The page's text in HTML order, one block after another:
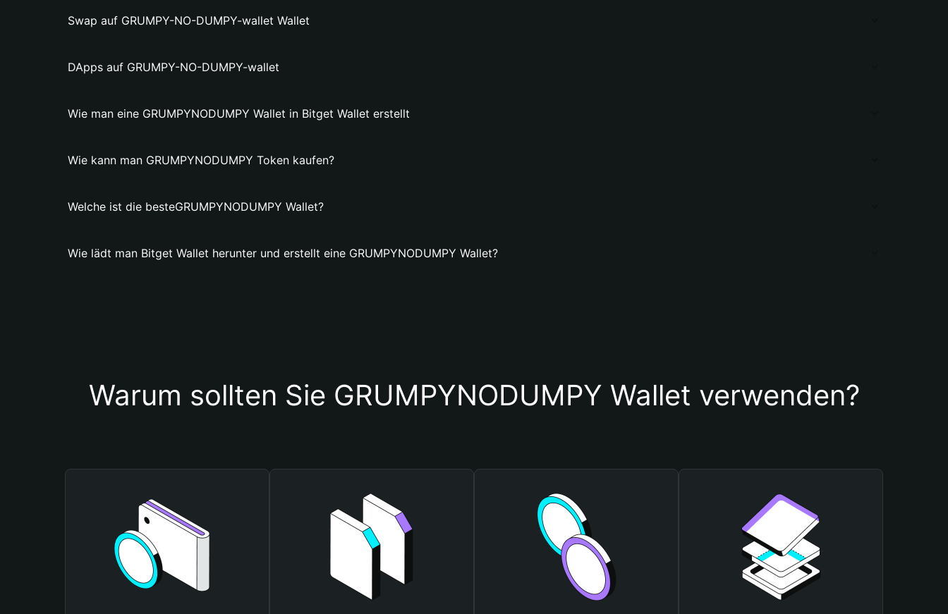
Swap auf GRUMPY-NO-DUMPY-wallet Wallet
DApps auf GRUMPY-NO-DUMPY-wallet
Wie man eine GRUMPYNODUMPY Wallet in Bitget Wallet erstellt
Wie kann man GRUMPYNODUMPY Token kaufen?
Welche ist die besteGRUMPYNODUMPY Wallet?
Wie lädt man Bitget Wallet herunter und erstellt eine GRUMPYNODUMPY Wallet?
Warum sollten Sie GRUMPYNODUMPY Wallet verwenden?